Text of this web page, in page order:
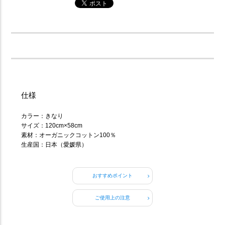
おすすめポイント
ご使用上の注意
仕様
カラー：きなり
サイズ：120cm×58cm
素材：オーガニックコットン100％
生産国：日本（愛媛県）